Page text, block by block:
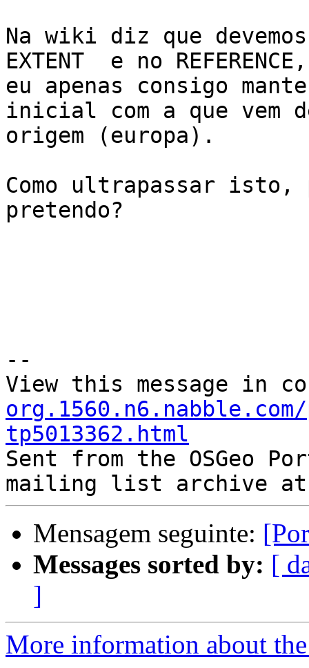
Na wiki diz que
EXTENT  e no
eu apenas consigo
inicial com a que vem
origem (europa).
Como ultrapassar
pretendo?
--
View this message in
org.1560.n6.nabble.com/
tp5013362.html
Sent from the OSGeo
Mensagem seguinte:
Messages sorted by: [
]
More information about